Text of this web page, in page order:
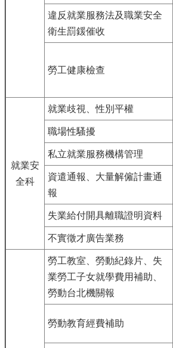
違反就業服務法及職業安全
衛生罰鍰催收
勞工健康檢查
就業安
全科
就業歧視、性別平權
職場性騷擾
私立就業服務機構管理
資遣通報、大量解僱計畫通
報
失業給付開具離職證明資料
不實徵才廣告業務
勞工教室、勞動紀錄片、失
業勞工子女就學費用補助、
勞動台北機關報
勞動教育經費補助